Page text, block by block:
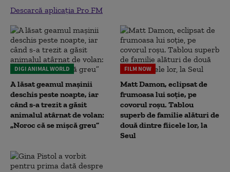
Descarcă aplicația Pro FM
DIGI ANIMAL WORLD
A lăsat geamul mașinii
deschis peste noapte, iar
când s-a trezit a găsit
animalul atârnat de volan:
„Noroc că se mișcă greu”
FILM NOW
Matt Damon, eclipsat de
frumoasa lui soție, pe
covorul roșu. Tablou
superb de familie alături de
două dintre fiicele lor, la
Seul